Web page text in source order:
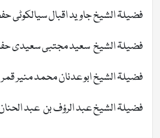
فضیلۃ الشیخ جاوید اقبال سیالکوٹی
فضیلۃ الشیخ سعید مجتبی سعیدی
فضیلۃ الشیخ ابو عدنان محمد منیر قمر
فضیلۃ الشیخ عبد الرؤف بن عبد